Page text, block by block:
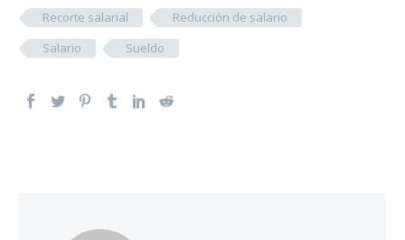
Recorte salarial
Reducción de salario
Salario
Sueldo